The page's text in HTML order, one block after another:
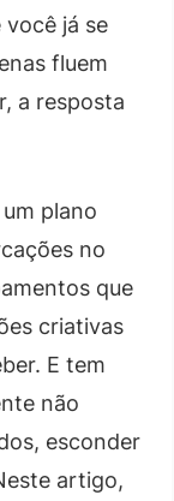
você já se
fluem
a resposta
plano
no
que
criativas
E tem
não
esconder
artigo,